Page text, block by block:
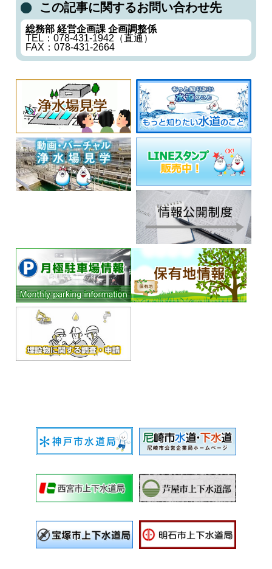
この記事に関するお問い合わせ先
総務部 経営企画課 企画調整係
TEL：078-431-1942（直通）
FAX：078-431-2664